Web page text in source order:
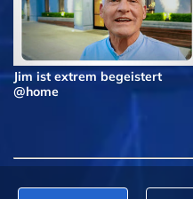
Jim ist extrem begeistert
@home